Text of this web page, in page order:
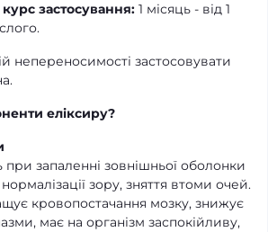
застосування: 1 місяць - від 1
непереносимості застосовувати
еліксиру?
запаленні зовнішньої оболонки
зору, зняття втоми очей.
кровопостачання мозку, знижує
має на організм заспокійливу,